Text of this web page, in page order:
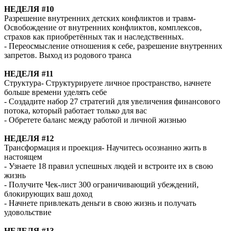
НЕДEЛЯ #10
Разрешение внутренних детских конфликтов и травм-
Освобождение от внутренних конфликтов, комплексов,
страхов как приобретённых так и наследственных.
- Переосмысление отношения к себе, разрешение внутренних
запретов. Выход из родового транса
НЕДEЛЯ #11
Структура- Структурируете личное пространство, начнете
больше времени уделять себе
- Создадите набор 27 стратегий для увеличения финансового
потока, который работает только для вас
- Обретете баланс между работой и личной жизнью
НЕДEЛЯ #12
Трансформация и проекция- Научитесь осознанно жить в
настоящем
- Узнаете 18 правил успешных людей и встроите их в свою
жизнь
- Получите Чек-лист 300 ограничивающий убеждений,
блокирующих ваш доход
- Начнете привлекать деньги в свою жизнь и получать
удовольствие